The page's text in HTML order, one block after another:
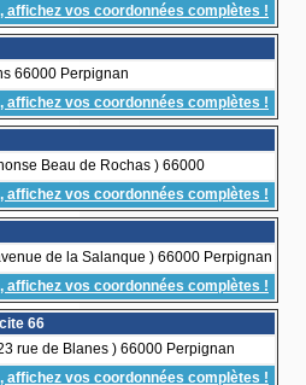
affichez vos coordonnées complètes !
66000 Perpignan
affichez vos coordonnées complètes !
Beau de Rochas ) 66000
affichez vos coordonnées complètes !
de la Salanque ) 66000 Perpignan
affichez vos coordonnées complètes !
66
rue de Blanes ) 66000 Perpignan
affichez vos coordonnées complètes !